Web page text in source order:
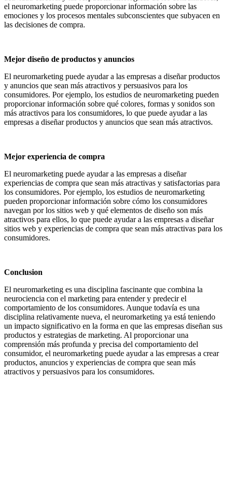
el neuromarketing puede proporcionar información sobre las
emociones y los procesos mentales subconscientes que subyacen en
las decisiones de compra.
Mejor diseño de productos y anuncios
El neuromarketing puede ayudar a las empresas a diseñar productos
y anuncios que sean más atractivos y persuasivos para los
consumidores. Por ejemplo, los estudios de neuromarketing pueden
proporcionar información sobre qué colores, formas y sonidos son
más atractivos para los consumidores, lo que puede ayudar a las
empresas a diseñar productos y anuncios que sean más atractivos.
Mejor experiencia de compra
El neuromarketing puede ayudar a las empresas a diseñar
experiencias de compra que sean más atractivas y satisfactorias para
los consumidores. Por ejemplo, los estudios de neuromarketing
pueden proporcionar información sobre cómo los consumidores
navegan por los sitios web y qué elementos de diseño son más
atractivos para ellos, lo que puede ayudar a las empresas a diseñar
sitios web y experiencias de compra que sean más atractivas para los
consumidores.
Conclusion
El neuromarketing es una disciplina fascinante que combina la
neurociencia con el marketing para entender y predecir el
comportamiento de los consumidores. Aunque todavía es una
disciplina relativamente nueva, el neuromarketing ya está teniendo
un impacto significativo en la forma en que las empresas diseñan sus
productos y estrategias de marketing. Al proporcionar una
comprensión más profunda y precisa del comportamiento del
consumidor, el neuromarketing puede ayudar a las empresas a crear
productos, anuncios y experiencias de compra que sean más
atractivos y persuasivos para los consumidores.